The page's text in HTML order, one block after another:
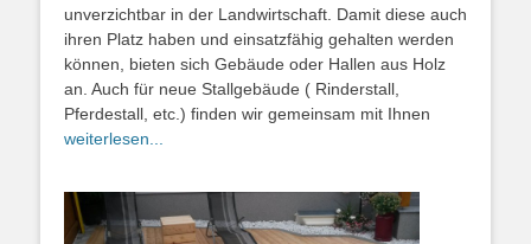
unverzichtbar in der Landwirtschaft. Damit diese auch
ihren Platz haben und einsatzfähig gehalten werden
können, bieten sich Gebäude oder Hallen aus Holz
an. Auch für neue Stallgebäude ( Rinderstall,
Pferdestall, etc.) finden wir gemeinsam mit Ihnen
weiterlesen...